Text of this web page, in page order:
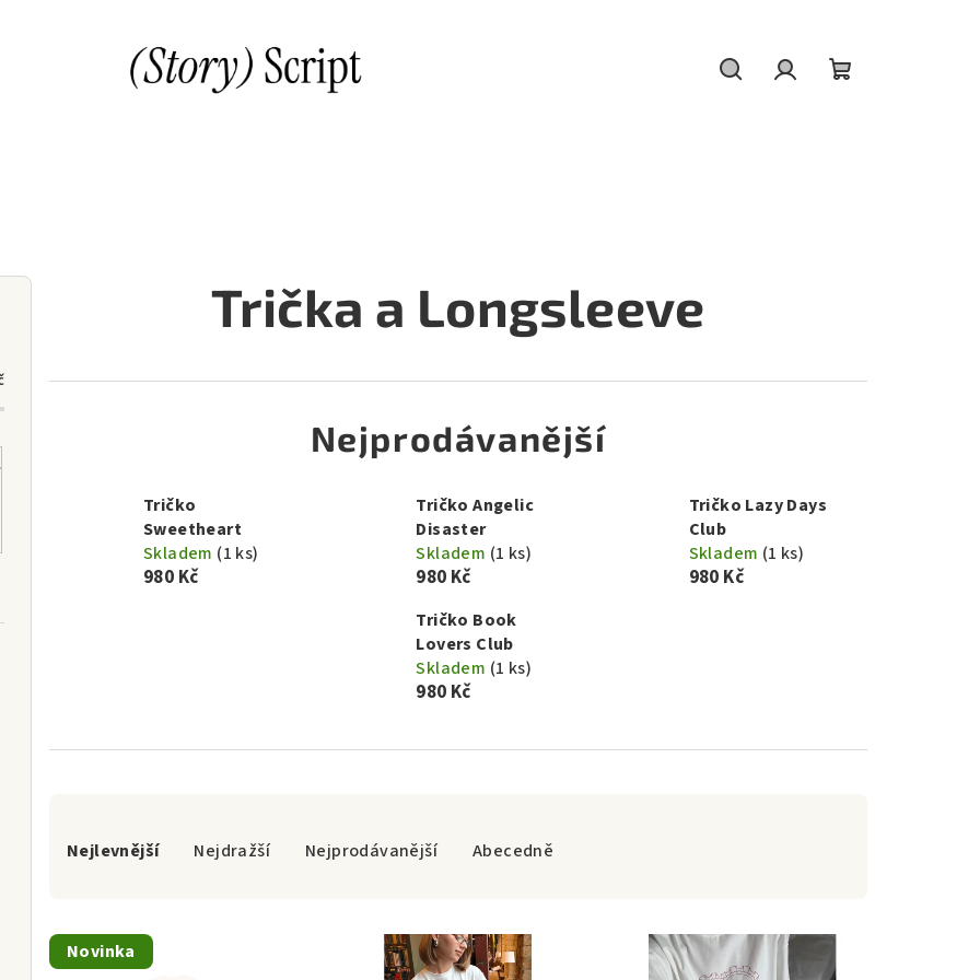
Trička a Longsleeve
Nejprodávanější
Tričko
Sweetheart
Skladem (1 ks)
980 Kč
Tričko Angelic
Disaster
Skladem (1 ks)
980 Kč
Tričko Lazy Days
Club
Skladem (1 ks)
980 Kč
Tričko Book
Lovers Club
Skladem (1 ks)
980 Kč
a
e
Nejlevnější Nejdražší Nejprodávanější Abecedně
VNovinka